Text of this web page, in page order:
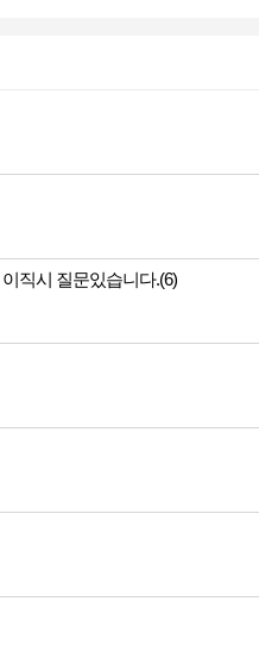
직시 질문있습니다.(6)